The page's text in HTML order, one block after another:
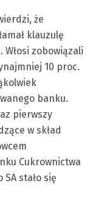
że
klauzulę
zobowiązali
10 proc.
banku.
pierwszy
w skład
Cukrownictwa
stało się